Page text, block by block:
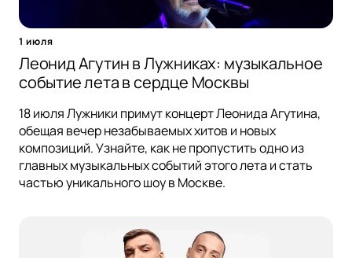
1 июля
Леонид Агутин в Лужниках: музыкальное
событие лета в сердце Москвы
18 июля Лужники примут концерт Леонида Агутина,
обещая вечер незабываемых хитов и новых
композиций. Узнайте, как не пропустить одно из
главных музыкальных событий этого лета и стать
частью уникального шоу в Москве.